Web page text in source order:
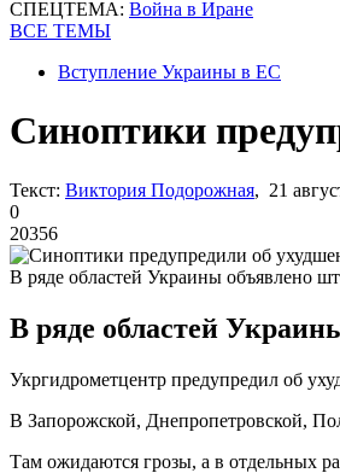
СПЕЦТЕМА: Война в Иране
ВСЕ ТЕМЫ
Вступление Украины в ЕС
Синоптики
Текст: Виктория Подорожная, 21
0
20356
В ряде областей Украины объявлено
В ряде областей
Укргидрометцентр предупредил об
В Запорожской, Днепропетровской,
Там ожидаются грозы, а в отдельных